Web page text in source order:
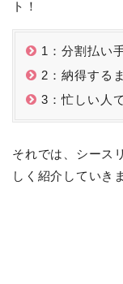
ト！
1：分割払い
2：納得する
3：忙しい人
それでは、シース
しく紹介していき